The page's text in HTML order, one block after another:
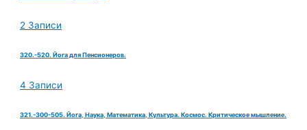
2 Записи
320.-520. Йога для Пенсионеров.
4 Записи
321.-300-505. Йога, Наука, Математика, Культура. Космос. Критическое мышление.